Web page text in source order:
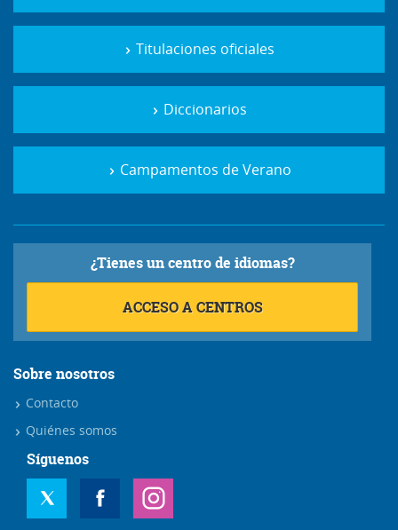
Titulaciones oficiales
Diccionarios
Campamentos de Verano
¿Tienes un centro de idiomas?
ACCESO A CENTROS
Sobre nosotros
Contacto
Quiénes somos
Síguenos